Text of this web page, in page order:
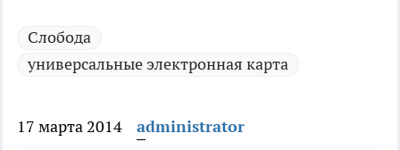
Слобода
универсальные электронная карта
17 марта 2014 administrator